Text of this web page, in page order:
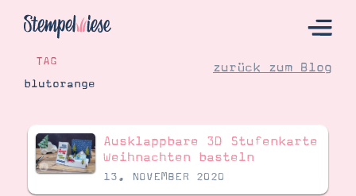
Hier Starten
Katalog
Bestellen
TAG
blutorange
zurück zum Blog
Ausklappbare 3D Stufenkarte
Weihnachten basteln
13. NOVEMBER 2020